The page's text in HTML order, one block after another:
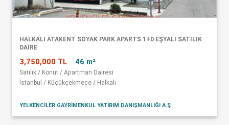
HALKALI ATAKENT SOYAK PARK APARTS 1+0 EŞYALI SATILIK
DAİRE
3,750,000 TL 46 m²
Satılık / Konut / Apartman Dairesi
İstanbul / Küçükçekmece / Halkalı
YELKENCİLER GAYRİMENKUL YATIRIM DANIŞMANLIĞI A.Ş